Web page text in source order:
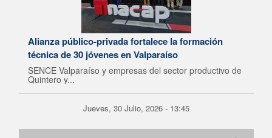
Alianza público-privada fortalece la formación
técnica de 30 jóvenes en Valparaíso
SENCE Valparaíso y empresas del sector productivo de
Quintero y...
Jueves, 30 Julio, 2026 - 13:45